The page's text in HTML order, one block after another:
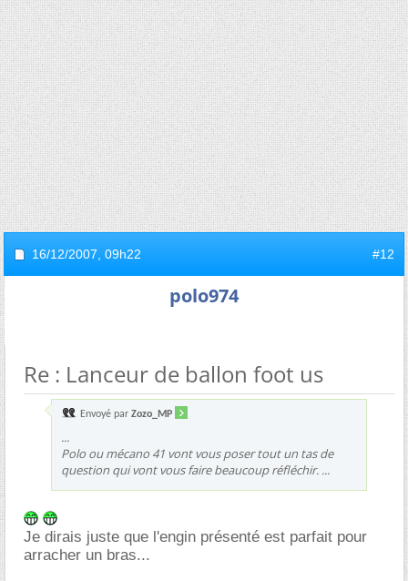
16/12/2007, 09h22 #12
polo974
Re : Lanceur de ballon foot us
Envoyé par Zozo_MP
...
Polo ou mécano 41 vont vous poser tout un tas de
question qui vont vous faire beaucoup réfléchir. ...
Je dirais juste que l'engin présenté est parfait pour
arracher un bras...